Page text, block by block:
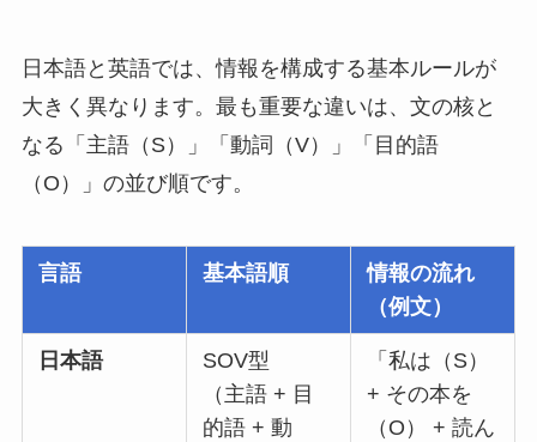
日本語と英語では、情報を構成する基本ルールが
大きく異なります。最も重要な違いは、文の核と
なる「主語（S）」「動詞（V）」「目的語
（O）」の並び順です。
言語 基本語順
情報の流れ
（例文）
日本語
SOV型
（主語 + 目
的語 + 動
「私は（S）
+ その本を
（O） + 読ん